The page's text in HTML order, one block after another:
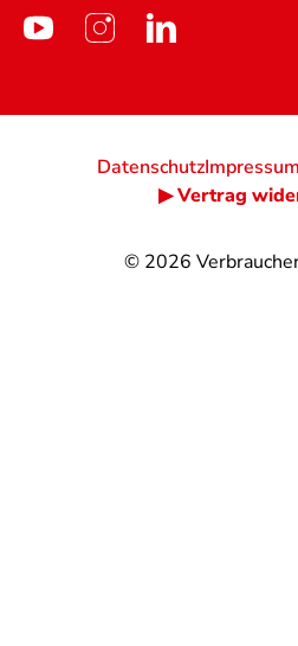
© 2026
DatenschutzImpressum
▶ Vertrag